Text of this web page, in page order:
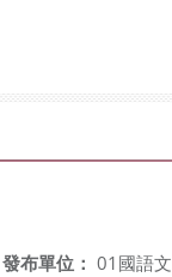
發布單位： 01國語